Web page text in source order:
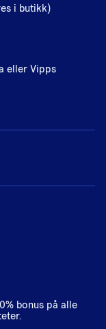
i butikk)
eller Vipps
bonus på alle